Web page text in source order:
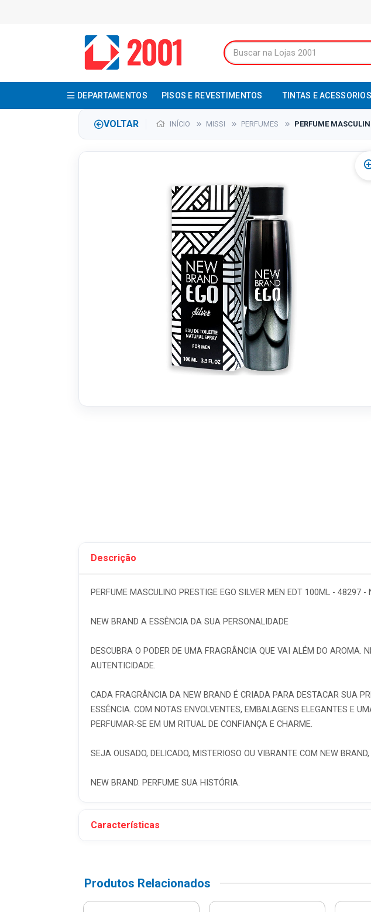
DEPARTAMENTOS PISOS E REVESTIMENTOS TINTAS E ACESSORIOS
VOLTAR INÍCIO MISSI PERFUMES PERFUME
Descrição
PERFUME MASCULINO PRESTIGE EGO SILVER MEN EDT 100ML - 48297 -
NEW BRAND A ESSÊNCIA DA SUA PERSONALIDADE
DESCUBRA O PODER DE UMA FRAGRÂNCIA QUE VAI ALÉM DO AROMA.
AUTENTICIDADE.
CADA FRAGRÂNCIA DA NEW BRAND É CRIADA PARA DESTACAR SUA
ESSÊNCIA. COM NOTAS ENVOLVENTES, EMBALAGENS ELEGANTES E
PERFUMAR-SE EM UM RITUAL DE CONFIANÇA E CHARME.
SEJA OUSADO, DELICADO, MISTERIOSO OU VIBRANTE COM NEW
NEW BRAND. PERFUME SUA HISTÓRIA.
Características
Produtos Relacionados